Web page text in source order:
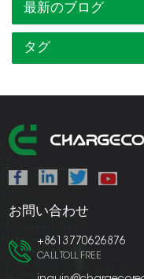
最新のブログ
タグ
お問い合わせ
+8613770626876
CALL TOLL FREE